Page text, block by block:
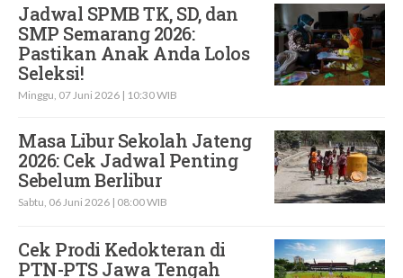
Jadwal SPMB TK, SD, dan
SMP Semarang 2026:
Pastikan Anak Anda Lolos
Seleksi!
Minggu, 07 Juni 2026 | 10:30 WIB
Masa Libur Sekolah Jateng
2026: Cek Jadwal Penting
Sebelum Berlibur
Sabtu, 06 Juni 2026 | 08:00 WIB
Cek Prodi Kedokteran di
PTN-PTS Jawa Tengah